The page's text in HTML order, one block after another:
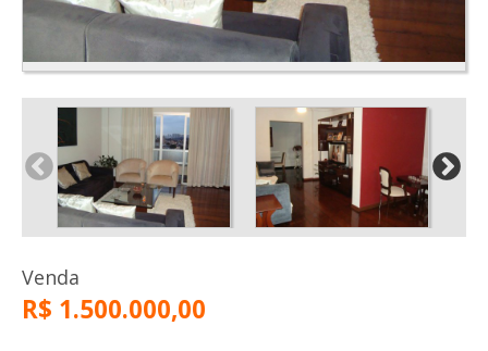
Venda
R$ 1.500.000,00